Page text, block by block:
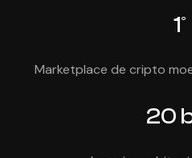
1º
Marketplace de cripto
20